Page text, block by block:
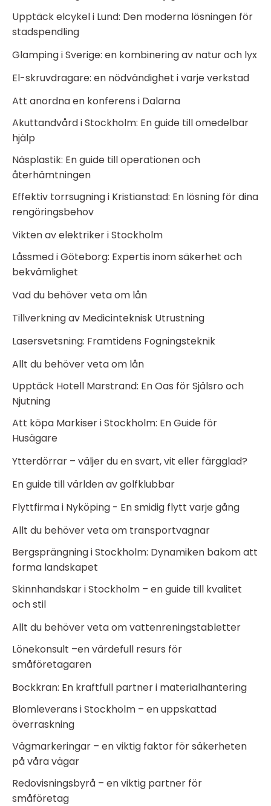
Upptäck elcykel i Lund: Den moderna lösningen för
stadspendling
Glamping i Sverige: en kombinering av natur och lyx
El-skruvdragare: en nödvändighet i varje verkstad
Att anordna en konferens i Dalarna
Akuttandvård i Stockholm: En guide till omedelbar
hjälp
Näsplastik: En guide till operationen och
återhämtningen
Effektiv torrsugning i Kristianstad: En lösning för dina
rengöringsbehov
Vikten av elektriker i Stockholm
Låssmed i Göteborg: Expertis inom säkerhet och
bekvämlighet
Vad du behöver veta om lån
Tillverkning av Medicinteknisk Utrustning
Lasersvetsning: Framtidens Fogningsteknik
Allt du behöver veta om lån
Upptäck Hotell Marstrand: En Oas för Själsro och
Njutning
Att köpa Markiser i Stockholm: En Guide för
Husägare
Ytterdörrar – väljer du en svart, vit eller färgglad?
En guide till världen av golfklubbar
Flyttfirma i Nyköping - En smidig flytt varje gång
Allt du behöver veta om transportvagnar
Bergsprängning i Stockholm: Dynamiken bakom att
forma landskapet
Skinnhandskar i Stockholm – en guide till kvalitet
och stil
Allt du behöver veta om vattenreningstabletter
Lönekonsult –en värdefull resurs för
småföretagaren
Bockkran: En kraftfull partner i materialhantering
Blomleverans i Stockholm – en uppskattad
överraskning
Vägmarkeringar – en viktig faktor för säkerheten
på våra vägar
Redovisningsbyrå – en viktig partner för
småföretag